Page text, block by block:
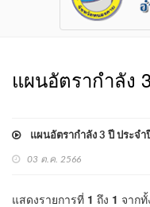
แผนอัตรากำลัง
แผนอัตรากำลัง 3 ปี ประจำ
03 ต.ค. 2566
แสดงรายการที่ 1 ถึง 1 จาก